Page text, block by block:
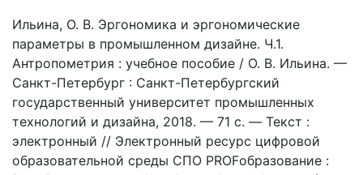
Ильина, О. В. Эргономика и эргономические
параметры в промышленном дизайне. Ч.1.
Антропометрия : учебное пособие / О. В. Ильина. —
Санкт-Петербург : Санкт-Петербургский
государственный университет промышленных
технологий и дизайна, 2018. — 71 c. — Текст :
электронный // Электронный ресурс цифровой
образовательной среды СПО PROFобразование :